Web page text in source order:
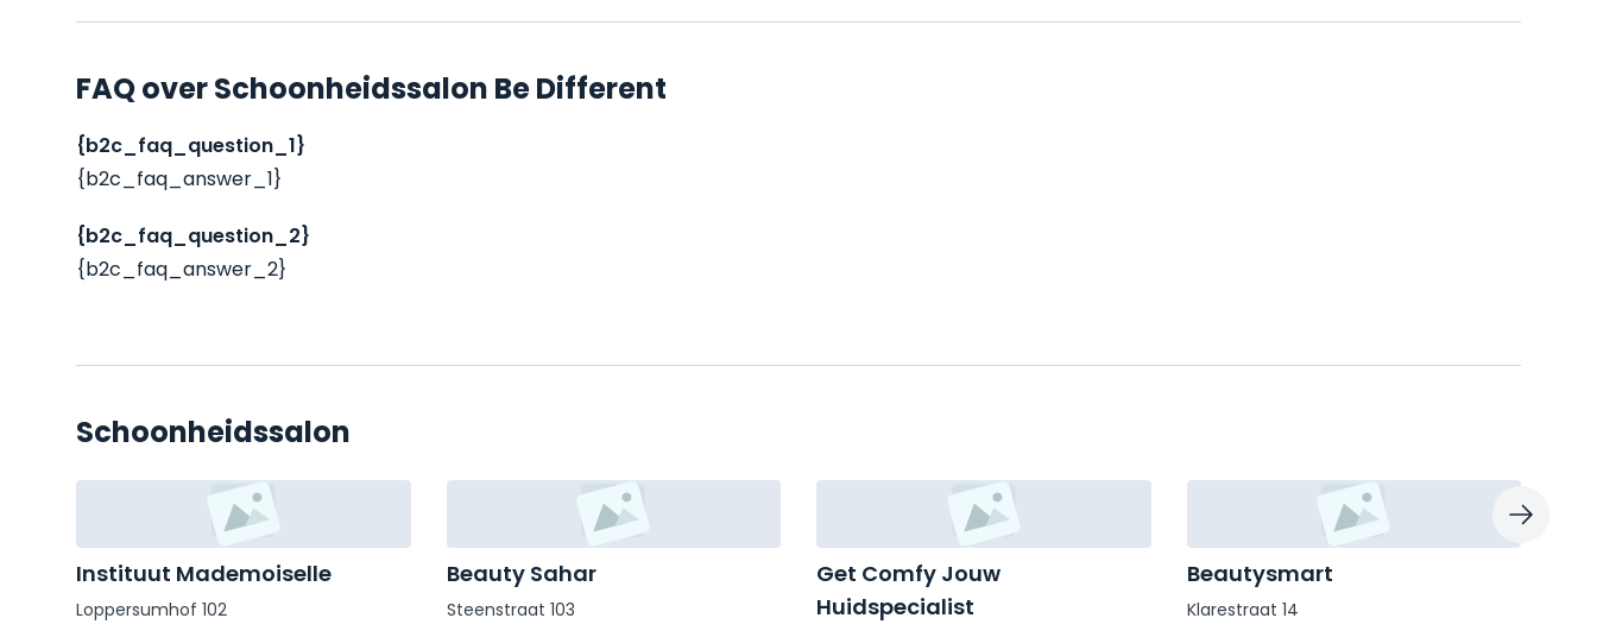
FAQ over Schoonheidssalon Be Different
{b2c_faq_question_1}
{b2c_faq_answer_1}
{b2c_faq_question_2}
{b2c_faq_answer_2}
Schoonheidssalon
Instituut Mademoiselle
Loppersumhof 102
Beauty Sahar
Steenstraat 103
Get Comfy Jouw
Huidspecialist
Beautysmart
Klarestraat 14